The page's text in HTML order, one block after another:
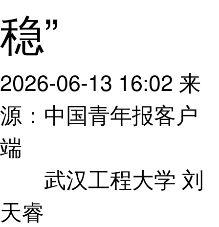
稳”
2026-06-13 16:02 来
源：中国青年报客户
端
武汉工程大学 刘
天睿